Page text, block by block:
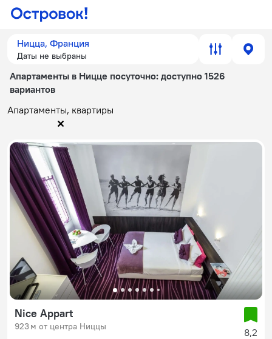
Ницца, Франция
Даты не выбраны
Апартаменты в Ницце посуточно: доступно 1526
вариантов
Апартаменты, квартиры
Nice Appart
923 м от центра Ниццы 8,2